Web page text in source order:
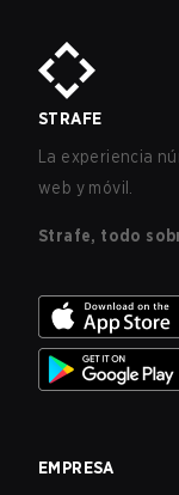
STRAFE
La experiencia
web y móvil.
Strafe, todo
EMPRESA